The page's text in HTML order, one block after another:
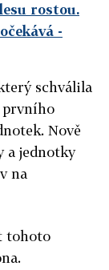
rostou.
-
schválila
prvního
Nově
a jednotky
na
tohoto